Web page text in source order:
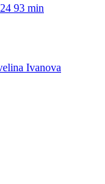
93 min
Ivanova